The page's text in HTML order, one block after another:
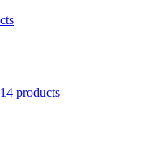
14 products